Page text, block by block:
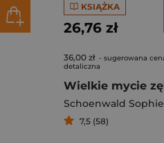
KSIĄŻKA
26,76 zł
36,00 zł - sugerowana
detaliczna
Schoenwald Sophie
7,5 (58)